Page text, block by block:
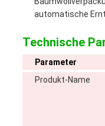
automatische
Technische
Parameter
Produkt-Name